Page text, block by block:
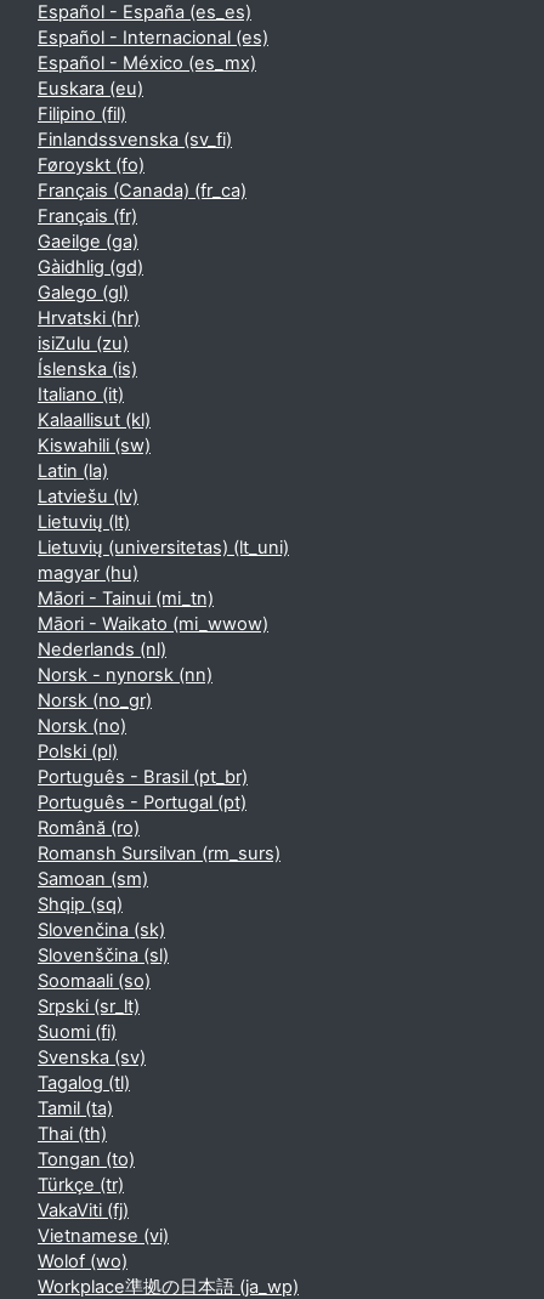
Español - España ‎(es_es)‎
Español - Internacional ‎(es)‎
Español - México ‎(es_mx)‎
Euskara ‎(eu)‎
Filipino ‎(fil)‎
Finlandssvenska ‎(sv_fi)‎
Føroyskt ‎(fo)‎
Français (Canada) ‎(fr_ca)‎
Français ‎(fr)‎
Gaeilge ‎(ga)‎
Gàidhlig ‎(gd)‎
Galego ‎(gl)‎
Hrvatski ‎(hr)‎
isiZulu ‎(zu)‎
Íslenska ‎(is)‎
Italiano ‎(it)‎
Kalaallisut ‎(kl)‎
Kiswahili ‎(sw)‎
Latin ‎(la)‎
Latviešu ‎(lv)‎
Lietuvių ‎(lt)‎
Lietuvių (universitetas) ‎(lt_uni)‎
magyar ‎(hu)‎
Māori - Tainui ‎(mi_tn)‎
Māori - Waikato ‎(mi_wwow)‎
Nederlands ‎(nl)‎
Norsk - nynorsk ‎(nn)‎
Norsk ‎(no_gr)‎
Norsk ‎(no)‎
Polski ‎(pl)‎
Português - Brasil ‎(pt_br)‎
Português - Portugal ‎(pt)‎
Română ‎(ro)‎
Romansh Sursilvan ‎(rm_surs)‎
Samoan ‎(sm)‎
Shqip ‎(sq)‎
Slovenčina ‎(sk)‎
Slovenščina ‎(sl)‎
Soomaali ‎(so)‎
Srpski ‎(sr_lt)‎
Suomi ‎(fi)‎
Svenska ‎(sv)‎
Tagalog ‎(tl)‎
Tamil ‎(ta)‎
Thai ‎(th)‎
Tongan ‎(to)‎
Türkçe ‎(tr)‎
VakaViti ‎(fj)‎
Vietnamese ‎(vi)‎
Wolof ‎(wo)‎
Workplace準拠の日本語 ‎(ja_wp)‎